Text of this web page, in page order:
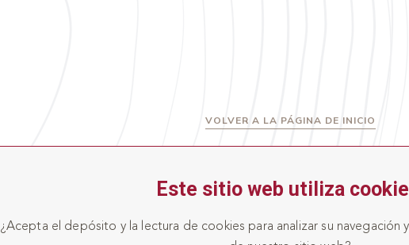
VOLVER A LA PÁGINA DE INICIO
Este sitio web utiliza
¿Acepta el depósito y la lectura de cookies para analizar su navegación